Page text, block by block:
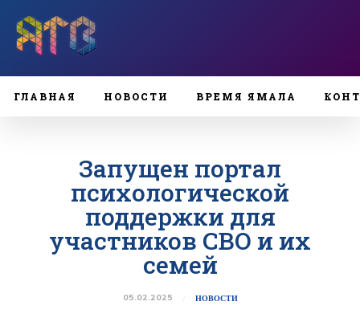
ГЛАВНАЯ НОВОСТИ ВРЕМЯ ЯМАЛА
Запущен портал
психологической
поддержки для
участников СВО и их
семей
05.02.2025 НОВОСТИ